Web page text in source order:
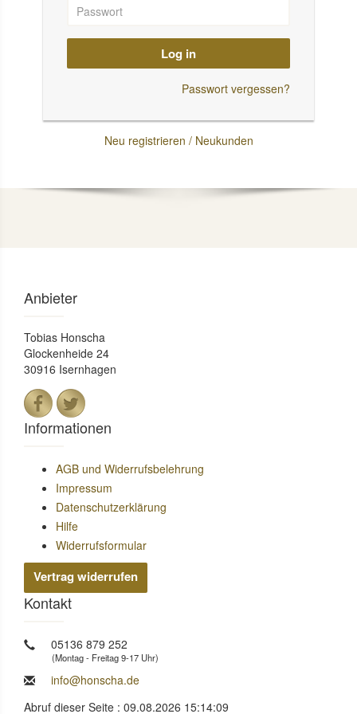
Log in
Passwort vergessen?
Neu registrieren / Neukunden
Anbieter
Tobias Honscha
Glockenheide 24
30916 Isernhagen
Informationen
AGB und Widerrufsbelehrung
Impressum
Datenschutzerklärung
Hilfe
Widerrufsformular
Vertrag widerrufen
Kontakt
05136 879 252
(Montag - Freitag 9-17 Uhr)
info@honscha.de
Abruf dieser Seite : 09.08.2026 15:14:09